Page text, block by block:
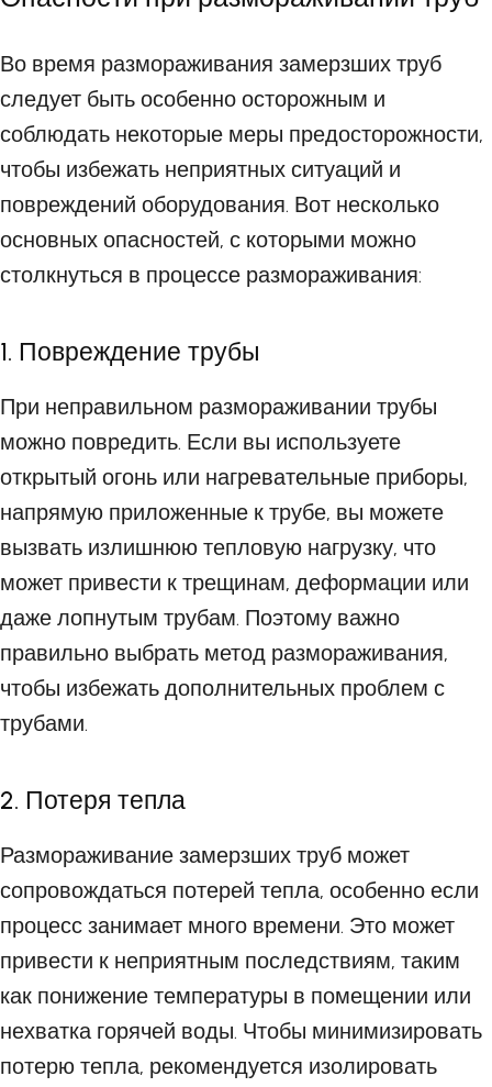
Во время размораживания замерзших труб
следует быть особенно осторожным и
соблюдать некоторые меры предосторожности,
чтобы избежать неприятных ситуаций и
повреждений оборудования. Вот несколько
основных опасностей, с которыми можно
столкнуться в процессе размораживания:
1. Повреждение трубы
При неправильном размораживании трубы
можно повредить. Если вы используете
открытый огонь или нагревательные приборы,
напрямую приложенные к трубе, вы можете
вызвать излишнюю тепловую нагрузку, что
может привести к трещинам, деформации или
даже лопнутым трубам. Поэтому важно
правильно выбрать метод размораживания,
чтобы избежать дополнительных проблем с
трубами.
2. Потеря тепла
Размораживание замерзших труб может
сопровождаться потерей тепла, особенно если
процесс занимает много времени. Это может
привести к неприятным последствиям, таким
как понижение температуры в помещении или
нехватка горячей воды. Чтобы минимизировать
потерю тепла, рекомендуется изолировать